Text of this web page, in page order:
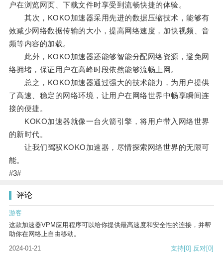
户在浏览网页、下载文件时享受到流畅快捷的体验。
其次，KOKO加速器采用先进的数据压缩技术，能够有
效减少网络数据传输的大小，提高网络速度，加快视频、音
频等内容的加载。
此外，KOKO加速器还能够智能分配网络资源，避免网
络拥堵，保证用户在高峰时段依然能够流畅上网。
总之，KOKO加速器通过强大的技术能力，为用户提供
了高速、稳定的网络环境，让用户在网络世界中畅享瞬间连
接的便捷。
KOKO加速器就像一台火箭引擎，将用户带入网络世界
的新时代。
让我们驾驭KOKO加速器，尽情探索网络世界的无限可
能。
#3#
评论
游客
这款加速器VPM应用程序可以给你提供最高速度和安全性的连接，并帮
助你在网络上自由移动。
2024-01-21
支持[0] 反对[0]